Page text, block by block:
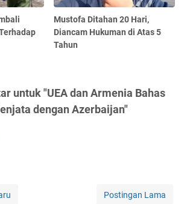
Mustofa Ditahan 20 Hari,
Diancam Hukuman di Atas 5
Tahun
untuk "UEA dan Armenia Bahas
dengan Azerbaijan"
Postingan Lama